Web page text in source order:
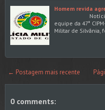
Homem revida
Notícias
equipe da 47°
Militar de Silvânia,
← Postagem mais recente
0 comments: